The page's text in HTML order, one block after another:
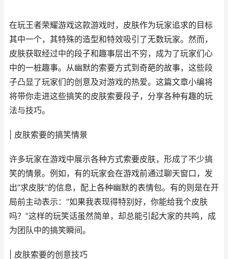
在玩王者荣耀游戏这款游戏时，皮肤作为玩家追求的目标
其中一个，其特殊的造型和特效吸引了无数玩家。然而，
皮肤获取经过中的段子和趣事层出不穷，成为了玩家们心
中的一桩趣事。从幽默的索要方式到奇葩的故事，这些段
子凸显了玩家们的创意及对游戏的热爱。这篇文章小编将
将带你走进这些搞笑的皮肤索要段子，分享各种有趣的玩
法与技巧。
| 皮肤索要的搞笑情景
许多玩家在游戏中展示各种方式索要皮肤，形成了不少搞
笑的情景。例如，有的玩家会在游戏前通过聊天窗口，发
出“求皮肤”的信息，配上各种幽默的表情包。有的则是在开
局前主动表示：“如果我表现得特别好，你能给我个皮肤
吗？”这样的玩笑话虽然简单，却总能引起大家的共鸣，成
为团队中的搞笑瞬间。
| 皮肤索要的创意技巧